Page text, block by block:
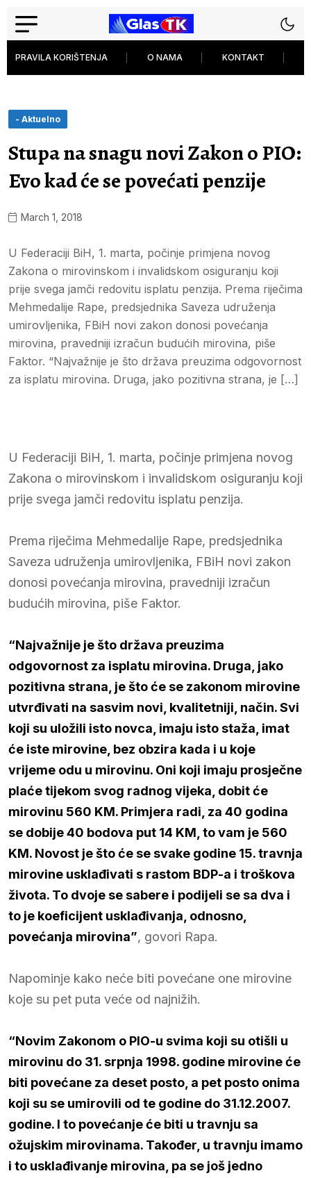
PRAVILA KORIŠTENJA O NAMA KONTAKT
- Aktuelno
Stupa na snagu novi Zakon o PIO:
Evo kad će se povećati penzije
March 1, 2018
U Federaciji BiH, 1. marta, počinje primjena novog
Zakona o mirovinskom i invalidskom osiguranju koji
prije svega jamči redovitu isplatu penzija. Prema riječima
Mehmedalije Rape, predsjednika Saveza udruženja
umirovljenika, FBiH novi zakon donosi povećanja
mirovina, pravedniji izračun budućih mirovina, piše
Faktor. “Najvažnije je što država preuzima odgovornost
za isplatu mirovina. Druga, jako pozitivna strana, je […]
U Federaciji BiH, 1. marta, počinje primjena novog
Zakona o mirovinskom i invalidskom osiguranju koji
prije svega jamči redovitu isplatu penzija.
Prema riječima Mehmedalije Rape, predsjednika
Saveza udruženja umirovljenika, FBiH novi zakon
donosi povećanja mirovina, pravedniji izračun
budućih mirovina, piše Faktor.
“Najvažnije je što država preuzima
odgovornost za isplatu mirovina. Druga, jako
pozitivna strana, je što će se zakonom mirovine
utvrđivati na sasvim novi, kvalitetniji, način. Svi
koji su uložili isto novca, imaju isto staža, imat
će iste mirovine, bez obzira kada i u koje
vrijeme odu u mirovinu. Oni koji imaju prosječne
plaće tijekom svog radnog vijeka, dobit će
mirovinu 560 KM. Primjera radi, za 40 godina
se dobije 40 bodova put 14 KM, to vam je 560
KM. Novost je što će se svake godine 15. travnja
mirovine usklađivati s rastom BDP-a i troškova
života. To dvoje se sabere i podijeli se sa dva i
to je koeficijent usklađivanja, odnosno,
povećanja mirovina”, govori Rapa.
Napominje kako neće biti povećane one mirovine
koje su pet puta veće od najnižih.
“Novim Zakonom o PIO-u svima koji su otišli u
mirovinu do 31. srpnja 1998. godine mirovine će
biti povećane za deset posto, a pet posto onima
koji su se umirovili od te godine do 31.12.2007.
godine. I to povećanje će biti u travnju sa
ožujskim mirovinama. Također, u travnju imamo
i to usklađivanje mirovina, pa se još jedno